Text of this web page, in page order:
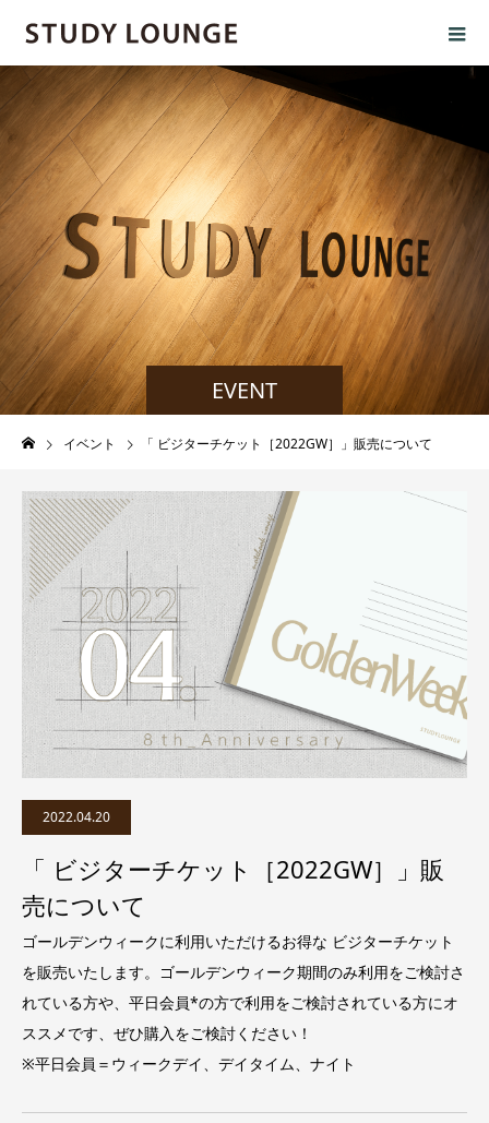
EVENT
イベント 「 ビジターチケット［2022GW］」販売について
2022.04.20
「 ビジターチケット［2022GW］」販
売について
ゴールデンウィークに利用いただけるお得な ビジターチケット
を販売いたします。ゴールデンウィーク期間のみ利用をご検討さ
れている方や、平日会員*の方で利用をご検討されている方にオ
ススメです、ぜひ購入をご検討ください！
※平日会員＝ウィークデイ、デイタイム、ナイト